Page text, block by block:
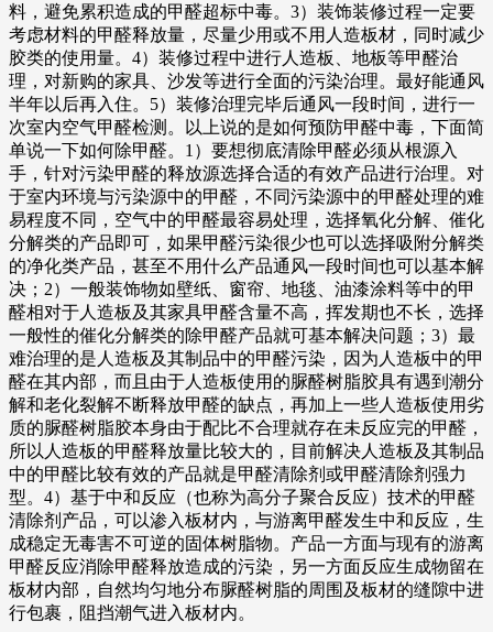
料，避免累积造成的甲醛超标中毒。3）装饰装修过程一定要
考虑材料的甲醛释放量，尽量少用或不用人造板材，同时减少
胶类的使用量。4）装修过程中进行人造板、地板等甲醛治
理，对新购的家具、沙发等进行全面的污染治理。最好能通风
半年以后再入住。5）装修治理完毕后通风一段时间，进行一
次室内空气甲醛检测。以上说的是如何预防甲醛中毒，下面简
单说一下如何除甲醛。1）要想彻底清除甲醛必须从根源入
手，针对污染甲醛的释放源选择合适的有效产品进行治理。对
于室内环境与污染源中的甲醛，不同污染源中的甲醛处理的难
易程度不同，空气中的甲醛最容易处理，选择氧化分解、催化
分解类的产品即可，如果甲醛污染很少也可以选择吸附分解类
的净化类产品，甚至不用什么产品通风一段时间也可以基本解
决；2）一般装饰物如壁纸、窗帘、地毯、油漆涂料等中的甲
醛相对于人造板及其家具甲醛含量不高，挥发期也不长，选择
一般性的催化分解类的除甲醛产品就可基本解决问题；3）最
难治理的是人造板及其制品中的甲醛污染，因为人造板中的甲
醛在其内部，而且由于人造板使用的脲醛树脂胶具有遇到潮分
解和老化裂解不断释放甲醛的缺点，再加上一些人造板使用劣
质的脲醛树脂胶本身由于配比不合理就存在未反应完的甲醛，
所以人造板的甲醛释放量比较大的，目前解决人造板及其制品
中的甲醛比较有效的产品就是甲醛清除剂或甲醛清除剂强力
型。4）基于中和反应（也称为高分子聚合反应）技术的甲醛
清除剂产品，可以渗入板材内，与游离甲醛发生中和反应，生
成稳定无毒害不可逆的固体树脂物。产品一方面与现有的游离
甲醛反应消除甲醛释放造成的污染，另一方面反应生成物留在
板材内部，自然均匀地分布脲醛树脂的周围及板材的缝隙中进
行包裹，阻挡潮气进入板材内。